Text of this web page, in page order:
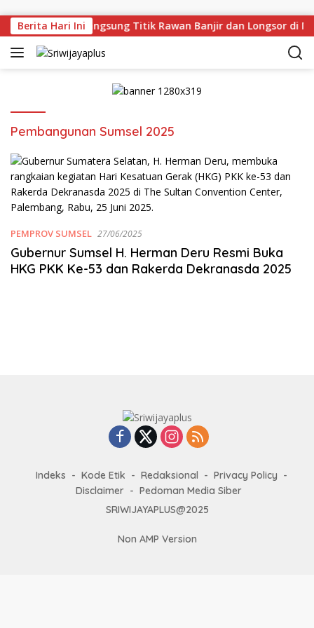
Berita Hari Ini
Deru Tinjau Langsung Titik Rawan Banjir dan Longsor di
Pembangunan Sumsel 2025
PEMPROV SUMSEL 27/06/2025
Gubernur Sumsel H. Herman Deru Resmi Buka
HKG PKK Ke-53 dan Rakerda Dekranasda 2025
Indeks Kode Etik Redaksional
Privacy Policy
Disclaimer
Pedoman Media Siber
SRIWIJAYAPLUS@2025
Non AMP Version